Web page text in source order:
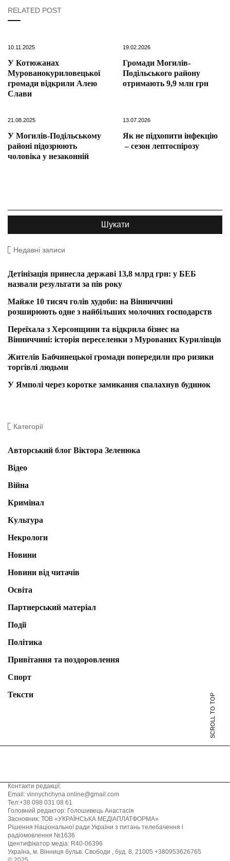
RELATED POST
10.11.2025
У Котюжанах
Мурованокуриловецької
громади відкрили Алею
Слави
19.02.2026
Громади Могилів-
Подільського району
отримають 9,9 млн грн
21.08.2025
У Могилів-Подільському
районі підозрюють
чоловіка у незаконній
13.07.2026
Як не підхопити інфекцію
– сезон лептоспірозу
Недавні записи
Детінізація принесла державі 13,8 млрд грн: у БЕБ
назвали результати за пів року
Майже 10 тисяч голів худоби: на Вінниччині
розширюють одне з найбільших молочних господарств
Переїхала з Херсонщини та відкрила бізнес на
Вінниччині: історія переселенки з Мурованих Курилівців
Жителів Бабчинецької громади попередили про ризики
торгівлі людьми
У Ямполі через коротке замикання спалахнув будинок
Категорії
Авторський блог Віктора Зеленюка
Відео
Війна
Кримінал
Культура
Некрологи
Новини
Новини від читачів
Освіта
Партнерський матеріал
Події
Політика
Привітання та поздоровлення
Спорт
Тексти
SCROLL TO TOP
Контакти редакції:
Email: vinnychchyna.online@gmail.com
Тел:+38 098 031 08 61
Головний редактор: Голошивець Анастасія
Засновник: ТОВ «УКРАЇНСЬКА МЕДІАПЛАТФОРМА»
Рішення Національної ради України з питань телебачення і
радіомовлення №1636
Ідентифікатор медіа: R40-06396
Україна, м. Вінниця бульв. Свободи , буд. 8, 21005 +380953626765